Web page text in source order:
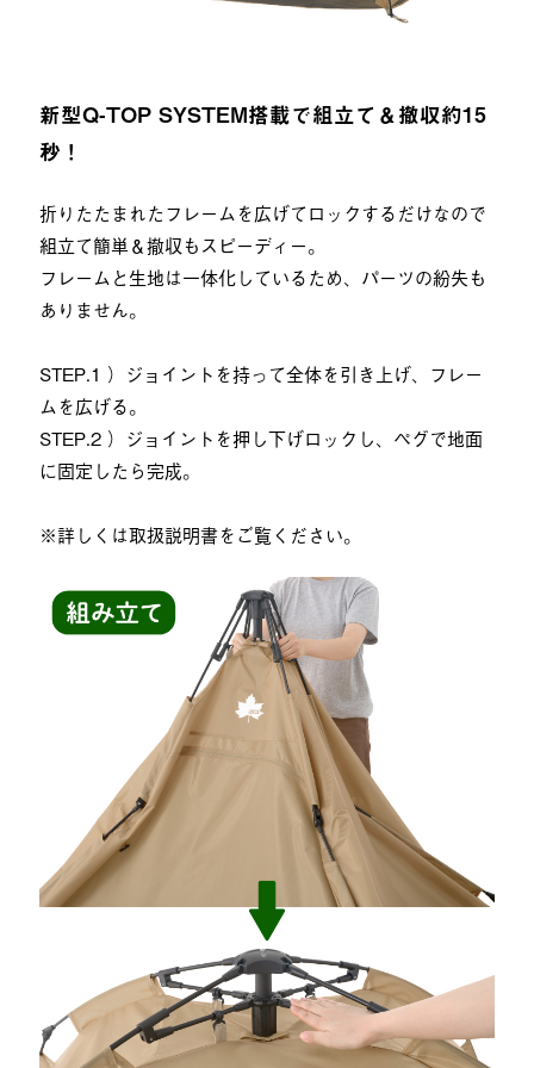
新型Q-TOP SYSTEM搭載で組立て＆撤収約15
秒！
折りたたまれたフレームを広げてロックするだけなので
組立て簡単＆撤収もスピーディー。
フレームと生地は一体化しているため、パーツの紛失も
ありません。
STEP.1 ）ジョイントを持って全体を引き上げ、フレー
ムを広げる。
STEP.2 ）ジョイントを押し下げロックし、ペグで地面
に固定したら完成。
※詳しくは取扱説明書をご覧ください。